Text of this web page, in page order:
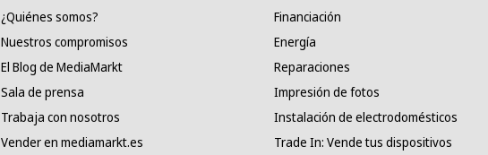
¿Quiénes somos?
Nuestros compromisos
El Blog de MediaMarkt
Sala de prensa
Trabaja con nosotros
Vender en mediamarkt.es
Financiación
Energía
Reparaciones
Impresión de fotos
Instalación de electrodomésticos
Trade In: Vende tus dispositivos